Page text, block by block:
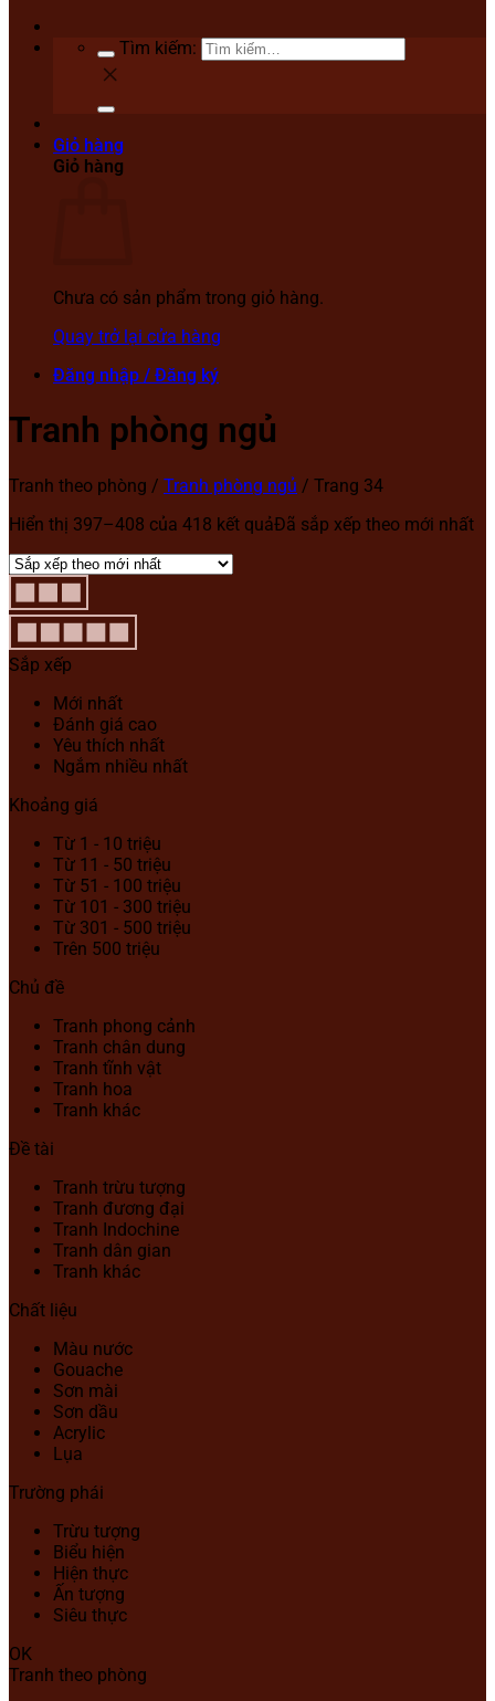
Tìm kiếm:
Giỏ hàng
Giỏ hàng
Chưa có sản phẩm trong giỏ hàng.
Quay trở lại cửa hàng
Đăng nhập / Đăng ký
Tranh phòng ngủ
Tranh theo phòng / Tranh phòng ngủ / Trang 34
Hiển thị 397–408 của 418 kết quảĐã sắp xếp theo mới nhất
Sắp xếp
Mới nhất
Đánh giá cao
Yêu thích nhất
Ngắm nhiều nhất
Khoảng giá
Từ 1 - 10 triệu
Từ 11 - 50 triệu
Từ 51 - 100 triệu
Từ 101 - 300 triệu
Từ 301 - 500 triệu
Trên 500 triệu
Chủ đề
Tranh phong cảnh
Tranh chân dung
Tranh tĩnh vật
Tranh hoa
Tranh khác
Đề tài
Tranh trừu tượng
Tranh đương đại
Tranh Indochine
Tranh dân gian
Tranh khác
Chất liệu
Màu nước
Gouache
Sơn mài
Sơn dầu
Acrylic
Lụa
Trường phái
Trừu tượng
Biểu hiện
Hiện thực
Ấn tượng
Siêu thực
OK
Tranh theo phòng